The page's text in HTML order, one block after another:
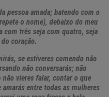
pessoa amada; batendo com o
o nome), debaixo do meu
com três seja com quatro, seja
coração.
se estiveres comendo não
não conversarás; não
vieres falar, contar o que
entre todas as mulheres